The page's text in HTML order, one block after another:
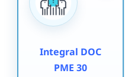
Integral DOC
PME 30